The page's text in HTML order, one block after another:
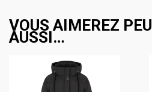
VOUS AIMEREZ
AUSSI…